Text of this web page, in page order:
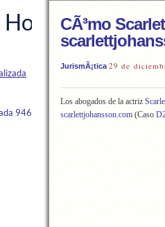
CÃ³mo
JurismÃ¡tica 29 de
Los abogados de la actriz
scarlettjohansson.com (Caso